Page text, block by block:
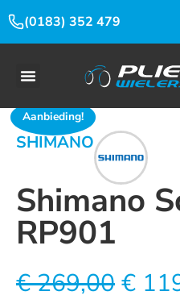
(0183) 352 479
Aanbieding!
SHIMANO
Shimano
RP901
€269,00€